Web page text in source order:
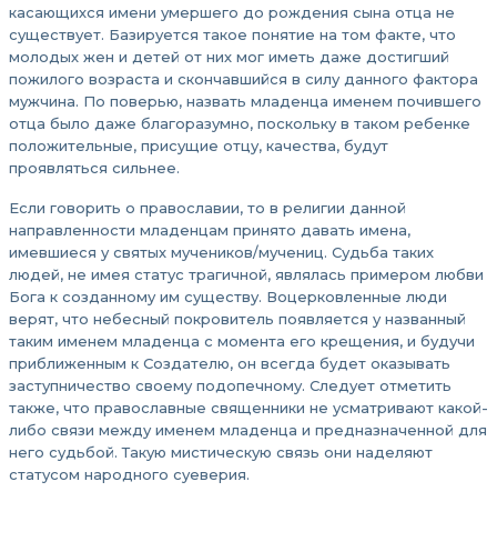
касающихся имени умершего до рождения сына отца не
существует. Базируется такое понятие на том факте, что
молодых жен и детей от них мог иметь даже достигший
пожилого возраста и скончавшийся в силу данного фактора
мужчина. По поверью, назвать младенца именем почившего
отца было даже благоразумно, поскольку в таком ребенке
положительные, присущие отцу, качества, будут
проявляться сильнее.
Если говорить о православии, то в религии данной
направленности младенцам принято давать имена,
имевшиеся у святых мучеников/мучениц. Судьба таких
людей, не имея статус трагичной, являлась примером любви
Бога к созданному им существу. Воцерковленные люди
верят, что небесный покровитель появляется у названный
таким именем младенца с момента его крещения, и будучи
приближенным к Создателю, он всегда будет оказывать
заступничество своему подопечному. Следует отметить
также, что православные священники не усматривают какой-
либо связи между именем младенца и предназначенной для
него судьбой. Такую мистическую связь они наделяют
статусом народного суеверия.